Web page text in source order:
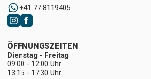
+41 77 8119405
ÖFFNUNGSZEITEN
Dienstag - Freitag
09:00 - 12:00 Uhr
13:15 - 17:30 Uhr